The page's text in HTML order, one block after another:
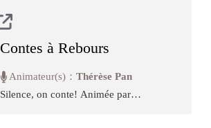
Contes à Rebours
Animateur(s)：Thérèse Pan
Silence, on conte! Animée par